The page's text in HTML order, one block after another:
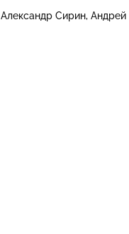
Александр Сирин Андрей